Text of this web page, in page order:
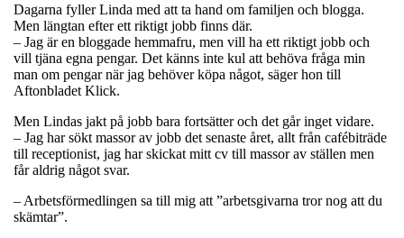
Dagarna fyller Linda med att ta hand om familjen och blogga.
Men längtan efter ett riktigt jobb finns där.
– Jag är en bloggade hemmafru, men vill ha ett riktigt jobb och
vill tjäna egna pengar. Det känns inte kul att behöva fråga min
man om pengar när jag behöver köpa något, säger hon till
Aftonbladet Klick.
Men Lindas jakt på jobb bara fortsätter och det går inget vidare.
– Jag har sökt massor av jobb det senaste året, allt från cafébiträde
till receptionist, jag har skickat mitt cv till massor av ställen men
får aldrig något svar.
– Arbetsförmedlingen sa till mig att ”arbetsgivarna tror nog att du
skämtar”.